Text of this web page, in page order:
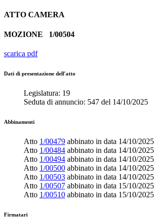
ATTO CAMERA
MOZIONE 1/00504
scarica pdf
Dati di presentazione dell'atto
Legislatura: 19
Seduta di annuncio: 547 del 14/10/2025
Abbinamenti
Atto 1/00479 abbinato in data 14/10/2025
Atto 1/00484 abbinato in data 14/10/2025
Atto 1/00494 abbinato in data 14/10/2025
Atto 1/00500 abbinato in data 14/10/2025
Atto 1/00503 abbinato in data 14/10/2025
Atto 1/00507 abbinato in data 15/10/2025
Atto 1/00510 abbinato in data 15/10/2025
Firmatari